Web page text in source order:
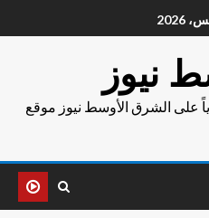
نيوز
على الشرق الأوسط نيوز موقع